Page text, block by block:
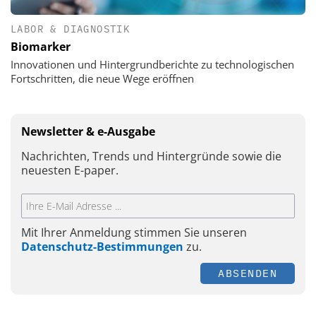
LABOR & DIAGNOSTIK
Biomarker
Innovationen und Hintergrundberichte zu technologischen
Fortschritten, die neue Wege eröffnen
Newsletter & e-Ausgabe
Nachrichten, Trends und Hintergründe sowie die
neuesten E-paper.
Mit Ihrer Anmeldung stimmen Sie unseren
Datenschutz-Bestimmungen zu.
ABSENDEN